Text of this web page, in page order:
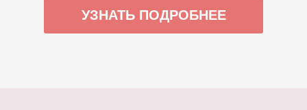
УЗНАТЬ ПОДРОБНЕЕ